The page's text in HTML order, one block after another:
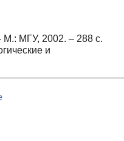
МГУ, 2002. – 288 с.
и